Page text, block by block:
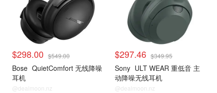
$298.00 $549.00
Bose QuietComfort 无线降噪
耳机
@dealmoon.nz
$297.46 $349.95
Sony ULT WEAR 重低音 主
动降噪无线耳机
@dealmoon.nz